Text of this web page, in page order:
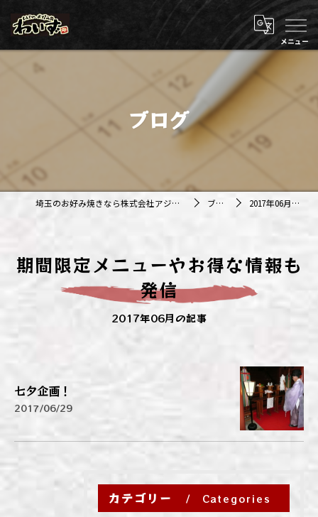
ブログ
埼玉のお好み焼きなら株式会社アジルカンパニー ブログ 2017年06月の記事
期間限定メニューやお得な情報も
発信
2017年06月の記事
七夕企画！
2017/06/29
カテゴリー Categories